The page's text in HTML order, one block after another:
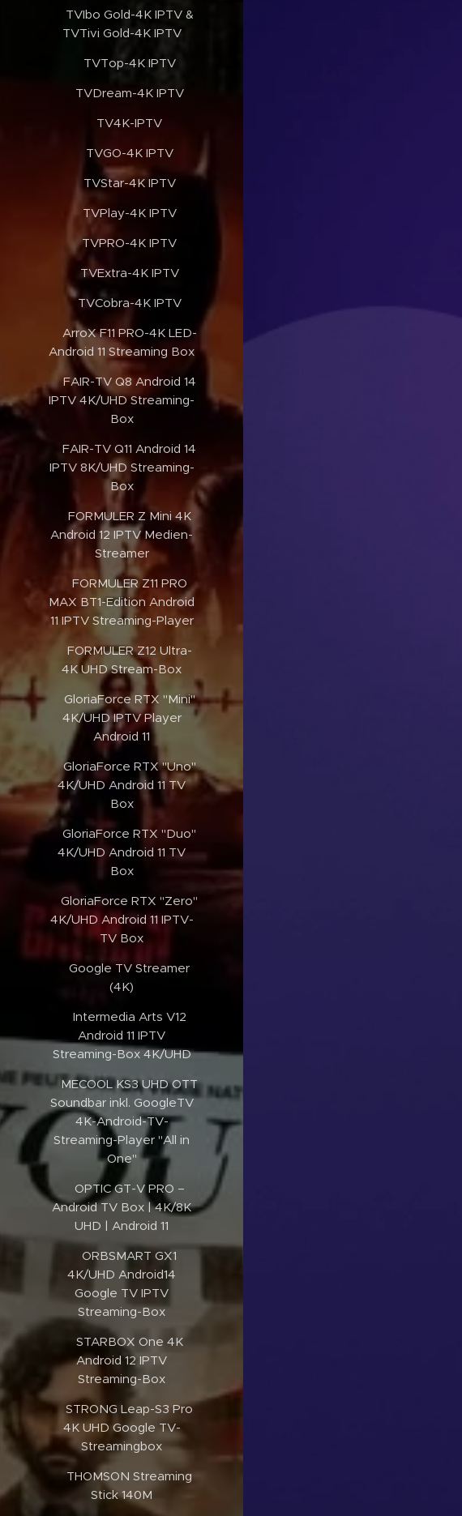
✔️TVIbo Gold-4K IPTV &
TVTivi Gold-4K IPTV
✔️TVTop-4K IPTV
✔️TVDream-4K IPTV
✔️TV4K-IPTV
✔️TVGO-4K IPTV
✔️TVStar-4K IPTV
✔️TVPlay-4K IPTV
✔️TVPRO-4K IPTV
✔️TVExtra-4K IPTV
✔️TVCobra-4K IPTV
✔️ArroX F11 PRO-4K LED-
Android 11 Streaming Box
✔️FAIR-TV Q8 Android 14
IPTV 4K/UHD Streaming-
Box
✔️FAIR-TV Q11 Android 14
IPTV 8K/UHD Streaming-
Box
✔️FORMULER Z Mini 4K
Android 12 IPTV Medien-
Streamer
✔️FORMULER Z11 PRO
MAX BT1-Edition Android
11 IPTV Streaming-Player
✔️FORMULER Z12 Ultra-
4K UHD Stream-Box
✔️GloriaForce RTX "Mini"
4K/UHD IPTV Player
Android 11
✔️GloriaForce RTX "Uno"
4K/UHD Android 11 TV
Box
✔️GloriaForce RTX "Duo"
4K/UHD Android 11 TV
Box
✔️GloriaForce RTX "Zero"
4K/UHD Android 11 IPTV-
TV Box
✔️Google TV Streamer
(4K)
✔️Intermedia Arts V12
Android 11 IPTV
Streaming-Box 4K/UHD
✔️MECOOL KS3 UHD OTT
Soundbar inkl. GoogleTV
4K-Android-TV-
Streaming-Player "All in
One"
✔️OPTIC GT-V PRO –
Android TV Box | 4K/8K
UHD | Android 11
✔️ORBSMART GX1
4K/UHD Android14
Google TV IPTV
Streaming-Box
✔️STARBOX One 4K
Android 12 IPTV
Streaming-Box
✔️STRONG Leap-S3 Pro
4K UHD Google TV-
Streamingbox
✔️THOMSON Streaming
Stick 140M